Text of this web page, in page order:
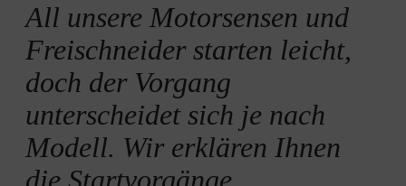
All unsere Motorsensen und
Freischneider starten leicht,
doch der Vorgang
unterscheidet sich je nach
Modell. Wir erklären Ihnen